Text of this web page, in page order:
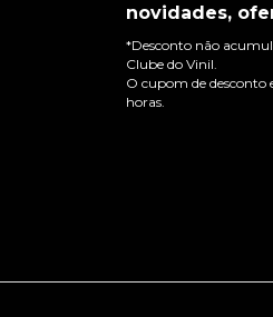
novidades,
*Desconto não
Clube do Vinil.
O cupom de desconto
horas.